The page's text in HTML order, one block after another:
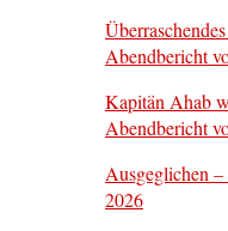
Abendbericht
Kapitän Ahab
Abendbericht
Ausgeglichen
2026